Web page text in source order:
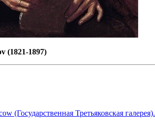
(1821-1897)
(Государственная Третьяковская галерея).